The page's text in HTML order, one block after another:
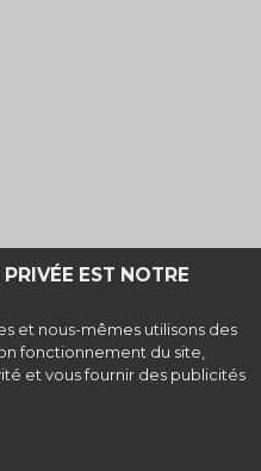
EST NOTRE
et nous-mêmes utilisons des
fonctionnement du site,
et vous fournir des publicités